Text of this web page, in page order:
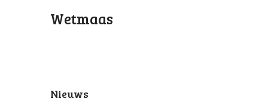
Wetmaas
Nieuws